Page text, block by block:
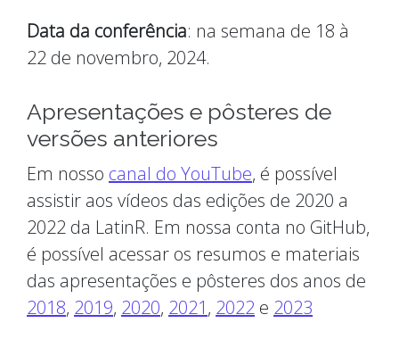
Data da conferência: na semana de 18 à
22 de novembro, 2024.
Apresentações e pôsteres de
versões anteriores
Em nosso canal do YouTube, é possível
assistir aos vídeos das edições de 2020 a
2022 da LatinR. Em nossa conta no GitHub,
é possível acessar os resumos e materiais
das apresentações e pôsteres dos anos de
2018, 2019, 2020, 2021, 2022 e 2023